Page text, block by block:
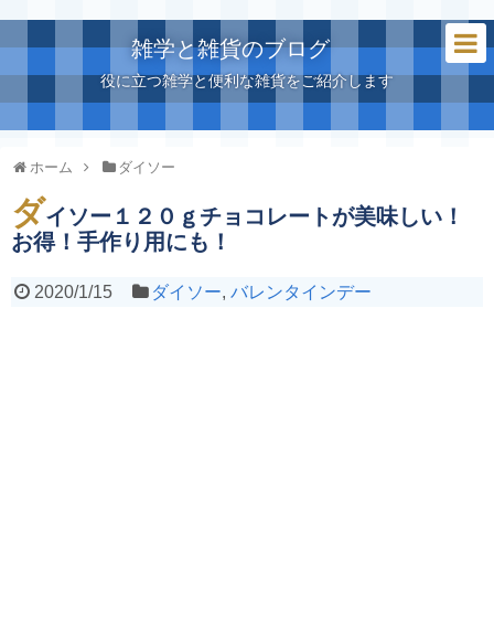
雑学と雑貨のブログ
役に立つ雑学と便利な雑貨をご紹介します
ホーム ダイソー
ダイソー１２０ｇチョコレートが美味しい！
お得！手作り用にも！
2020/1/15 ダイソー,バレンタインデー